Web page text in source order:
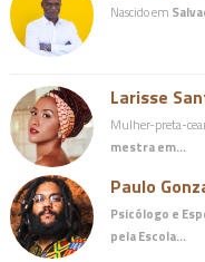
Nascido em
Larisse
Mulher-preta-
mestra em…
Paulo
Psicólogo e
pela Escola…